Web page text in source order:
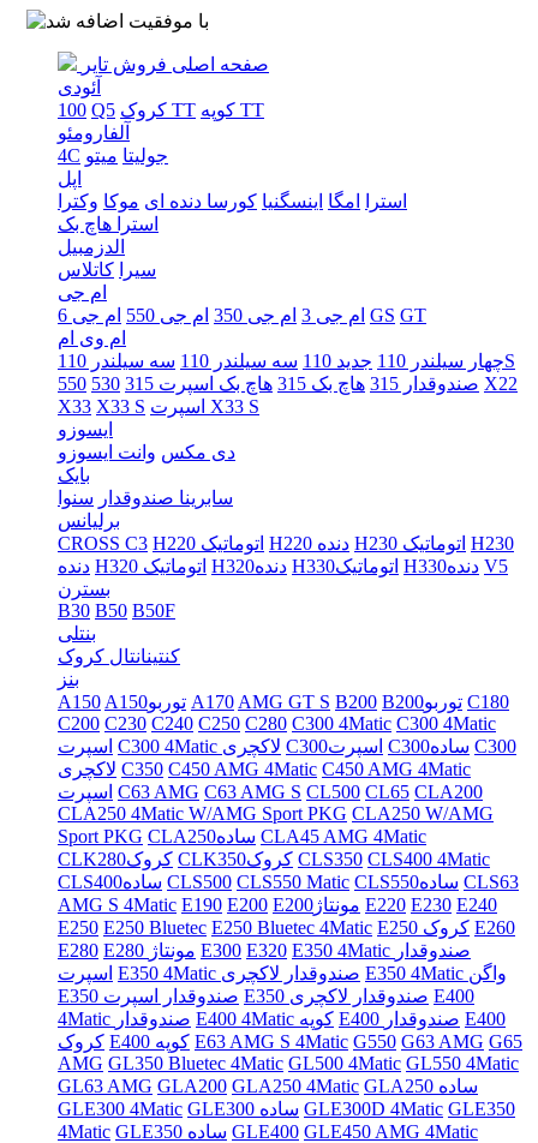
صفحه اصلی فروش تایر
آئودی
100 Q5 کروک TT
کوپه TT
آلفارومئو
4C
جولیتا میتو
اپل
استرا
امگا اینسگنیا کورسا دنده ای موکا وکترا
استرا هاچ بک
الدزمبیل
سیرا
کاتلاس
ام جی
ام جی 3
ام جی 350 ام جی 550 ام جی 6 GS GT
ام وی ام
چهار سیلندر 110
جدید 110 سه سیلندر 110
سه سیلندر 110S
صندوقدار 315
هاچ بک 315 هاچ بک اسپرت 315 530
550
X22
X33 X33 S
اسپرت X33 S
ایسوزو
دی مکس وانت ایسوزو
بایک
سابرینا صندوقدار سنوا
برلیانس
CROSS C3
H220 اتوماتیک H220 دنده H230 اتوماتیک H230
دنده
H320 اتوماتیک H320دنده H330اتوماتیک H330دنده V5
بسترن
B30 B50 B50F
بنتلی
کنتینانتال کروک
بنز
A150
A150توربو A170 AMG GT S B200 B200توربو C180
C200 C230 C240 C250 C280 C300 4Matic C300 4Matic
اسپرت
C300 4Matic لاکچری C300اسپرت C300ساده C300
لاکچری C350 C450 AMG 4Matic C450 AMG 4Matic
اسپرت C63 AMG C63 AMG S CL500 CL65 CLA200
CLA250 4Matic W/AMG Sport PKG CLA250 W/AMG
Sport PKG
CLA250ساده CLA45 AMG 4Matic
CLK280کروک
CLK350کروک CLS350 CLS400 4Matic
CLS400ساده CLS500 CLS550 Matic CLS550ساده CLS63
AMG S 4Matic E190 E200 E200مونتاژ E220 E230 E240
E250 E250 Bluetec E250 Bluetec 4Matic E250 کروک E260
E280
E280 مونتاژ E300 E320 E350 4Matic صندوقدار
اسپرت
E350 4Matic صندوقدار لاکچری
E350 4Matic واگن
E350 صندوقدار اسپرت
E350 صندوقدار لاکچری E400
4Matic صندوقدار
E400 4Matic کوپه E400 صندوقدار E400
کروک
E400 کوپه E63 AMG S 4Matic G550 G63 AMG G65
AMG GL350 Bluetec 4Matic GL500 4Matic GL550 4Matic
GL63 AMG GLA200 GLA250 4Matic
GLA250 ساده
GLE300 4Matic
GLE300 ساده GLE300D 4Matic GLE350
4Matic
GLE350 ساده GLE400 GLE450 AMG 4Matic